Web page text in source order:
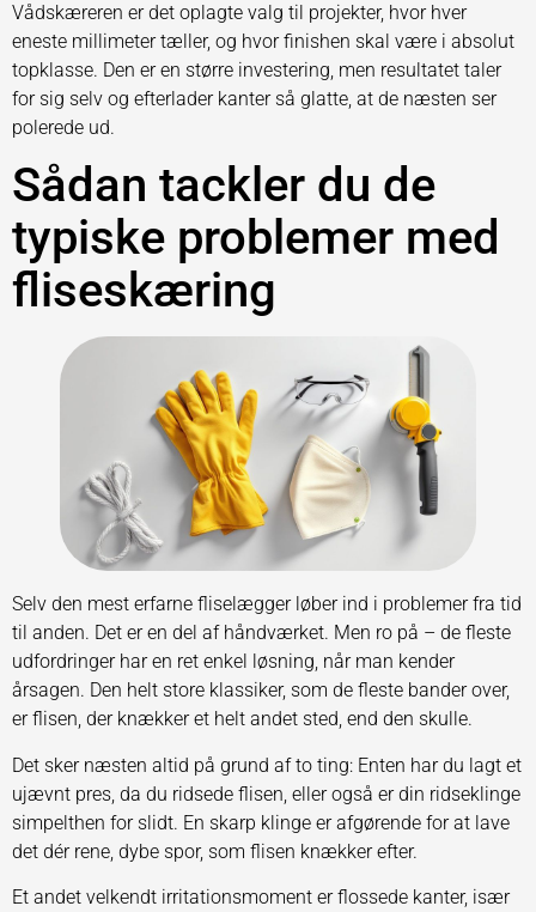
Vådskæreren er det oplagte valg til projekter, hvor hver
eneste millimeter tæller, og hvor finishen skal være i absolut
topklasse. Den er en større investering, men resultatet taler
for sig selv og efterlader kanter så glatte, at de næsten ser
polerede ud.
Sådan tackler du de
typiske problemer med
fliseskæring
Selv den mest erfarne fliselægger løber ind i problemer fra tid
til anden. Det er en del af håndværket. Men ro på – de fleste
udfordringer har en ret enkel løsning, når man kender
årsagen. Den helt store klassiker, som de fleste bander over,
er flisen, der knækker et helt andet sted, end den skulle.
Det sker næsten altid på grund af to ting: Enten har du lagt et
ujævnt pres, da du ridsede flisen, eller også er din ridseklinge
simpelthen for slidt. En skarp klinge er afgørende for at lave
det dér rene, dybe spor, som flisen knækker efter.
Et andet velkendt irritationsmoment er flossede kanter, især